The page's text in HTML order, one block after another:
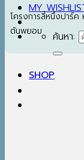
MY
ค้นหา:
SHOP
โครงการสี่หนึ่งปาร์
ต้นพยอม